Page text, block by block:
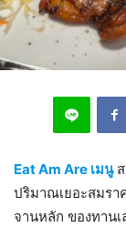
Eat Am Are เมนูส
ปริมาณเยอะสมรา
จานหลัก ของทาน